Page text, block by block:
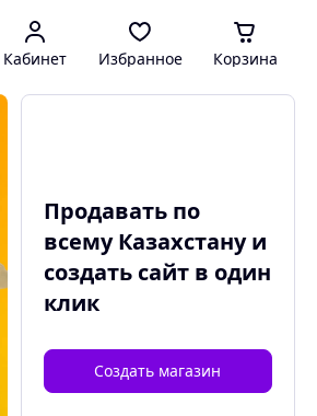
Кабинет Избранное Корзина
Продавать по
всему Казахстану и
создать сайтв один
клик
Создать магазин